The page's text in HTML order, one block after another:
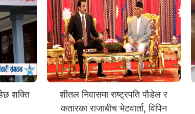
शक्ति
शीतल निवासमा राष्ट्रपति पौडेल र
कतारका राजाबीच भेटवार्ता, विपिन